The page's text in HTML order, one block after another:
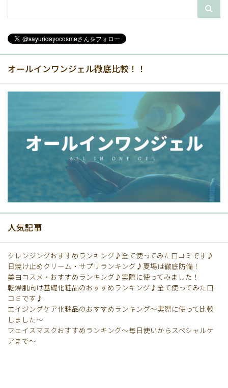
オールインワンジェル徹底比較！！
人気記事
クレンジングおすすめランキング♪全て使ってみた口コミです♪
日焼け止めクリーム・サプリランキング♪夏場は徹底防備！
美白コスメ・おすすめランキング♪実際に使ってみました！
乾燥肌向け基礎化粧品のおすすめランキング♪全て使ってみた口
コミです♪
エイジングケア化粧品のおすすめランキング〜実際に使って比較
しました〜
フェイスマスクおすすめランキング〜毎日使いからスペシャルケ
アまで〜